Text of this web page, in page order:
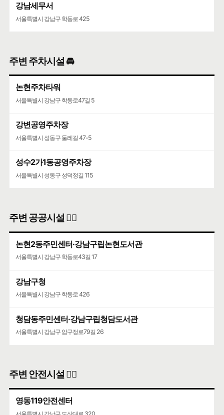
강남세무서
서울특별시 강남구 학동로 425
주변 주차시설 🚘
논현주차타워
서울특별시 강남구 학동로47길 5
강변공영주차장
서울특별시 성동구 둘레길 47-5
성수2가1동공영주차장
서울특별시 성동구 성덕정길 115
주변 공공시설 👨‍✈️
논현2동주민센터·강남구립논현도서관
서울특별시 강남구 학동로43길 17
강남구청
서울특별시 강남구 학동로 426
청담동주민센터·강남구립청담도서관
서울특별시 강남구 압구정로79길 26
주변 안전시설 👮‍♀️
영동119안전센터